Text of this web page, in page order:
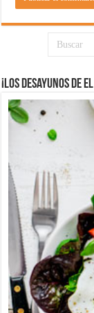
¡Los desayunos de